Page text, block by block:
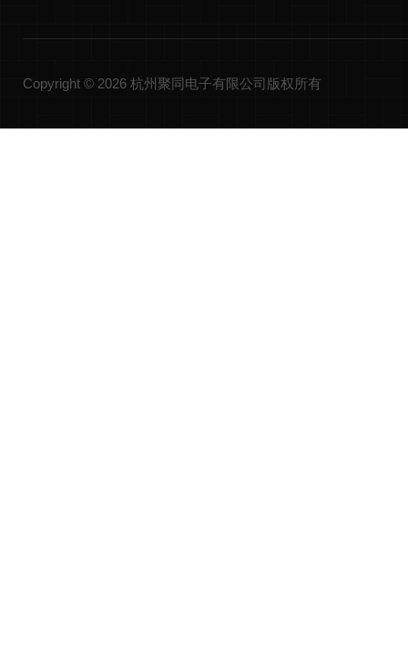
Copyright © 2026 杭州聚同电子有限公司版权所有